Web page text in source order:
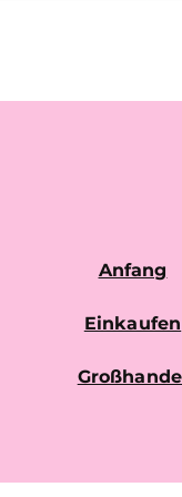
Anfang
Einkaufen